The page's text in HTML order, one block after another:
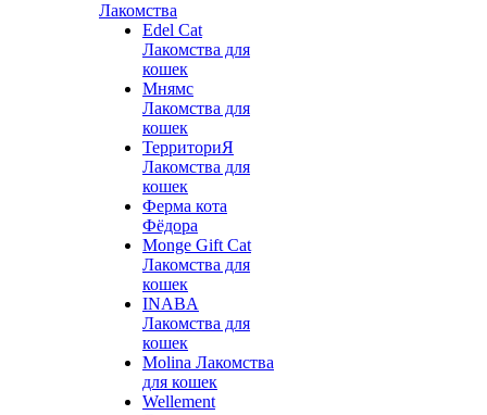
Лакомства
Edel Cat
Лакомства для
кошек
Мнямс
Лакомства для
кошек
ТерриториЯ
Лакомства для
кошек
Ферма кота
Фёдора
Monge Gift Cat
Лакомства для
кошек
INABA
Лакомства для
кошек
Molina Лакомства
для кошек
Wellement